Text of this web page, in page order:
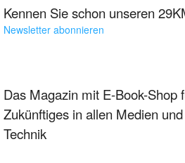
Kennen Sie schon unseren
Newsletter abonnieren
Das Magazin mit E-Book-Shop
Zukünftiges in allen Medien
Technik